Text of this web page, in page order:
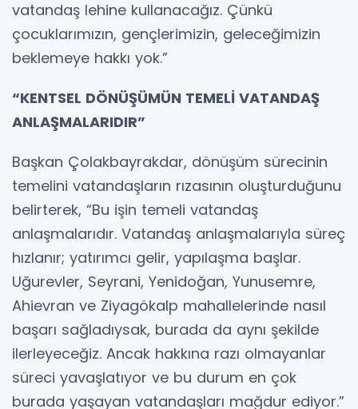
vatandaş lehine kullanacağız. Çünkü
çocuklarımızın, gençlerimizin, geleceğimizin
beklemeye hakkı yok.”
“KENTSEL DÖNÜŞÜMÜN TEMELİ VATANDAŞ
ANLAŞMALARIDIR”
Başkan Çolakbayrakdar, dönüşüm sürecinin
temelini vatandaşların rızasının oluşturduğunu
belirterek, “Bu işin temeli vatandaş
anlaşmalarıdır. Vatandaş anlaşmalarıyla süreç
hızlanır; yatırımcı gelir, yapılaşma başlar.
Uğurevler, Seyrani, Yenidoğan, Yunusemre,
Ahievran ve Ziyagökalp mahallelerinde nasıl
başarı sağladıysak, burada da aynı şekilde
ilerleyeceğiz. Ancak hakkına razı olmayanlar
süreci yavaşlatıyor ve bu durum en çok
burada yaşayan vatandaşları mağdur ediyor.”